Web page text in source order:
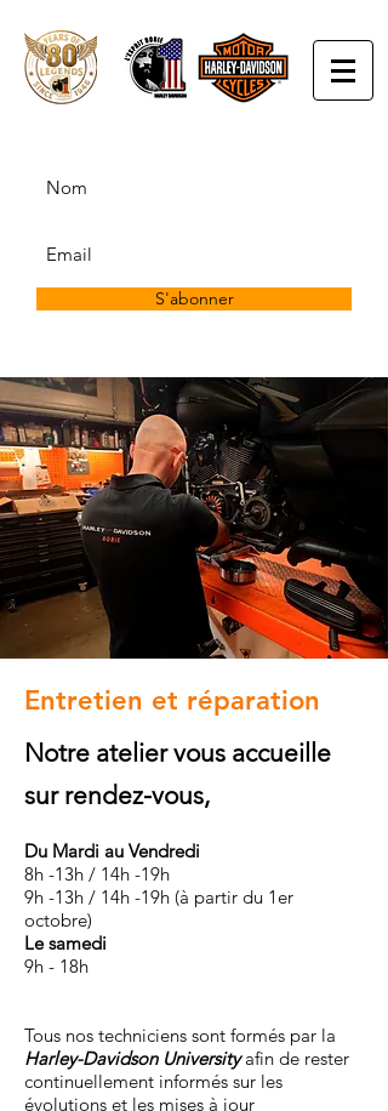
S'abonner
Entretien et réparation
Notre atelier vous accueille
sur rendez-vous,
Du Mardi au Vendredi
8h -13h / 14h -19h
9h -13h / 14h -19h (à partir du 1er
octobre)
Le samedi
9h - 18h
Tous nos techniciens sont formés par la
Harley-Davidson Universityafin de rester
continuellement informés sur les
évolutions et les mises à jour